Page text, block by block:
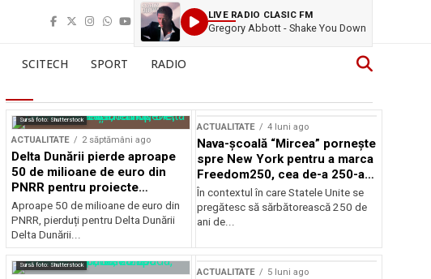
LIVE RADIO CLASIC FM
Gregory Abbott - Shake You Down
SCITECH SPORT RADIO
Sursă foto: Shutterstock
ACTUALITATE 2 săptămâni ago
Delta Dunării pierde aproape
50 de milioane de euro din
PNRR pentru proiecte
esențiale
Aproape 50 de milioane de euro din
PNRR, pierduți pentru Delta Dunării
Delta Dunării...
ACTUALITATE 4 luni ago
Nava-școală “Mircea” pornește
spre New York pentru a marca
Freedom250, cea de-a 250-a
aniversare a Statelor Unite
În contextul în care Statele Unite se
pregătesc să sărbătorească 250 de
ani de...
Sursă foto: Shutterstock
ACTUALITATE 5 luni ago